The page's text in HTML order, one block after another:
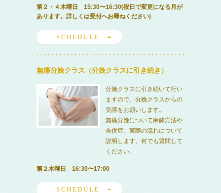
第２・４木曜日 15:30〜16:30(祝日で変更になる月が
あります。詳しくは受付へお尋ねください)
SCHEDULE
無痛分娩クラス（分娩クラスに引き続き）
分娩クラスに引き続いて行い
ますので、分娩クラスからの
受講をお願いします。
無痛分娩について麻酔方法や
合併症、実際の流れについて
説明します。何でも質問して
ください。
第２木曜日 16:30〜17:00
SCHEDULE